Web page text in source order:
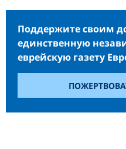
Поддержите своим
единственную
еврейскую газету